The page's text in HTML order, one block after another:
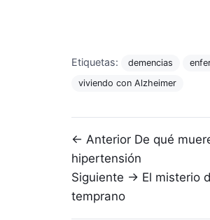
Etiquetas: demencias
viviendo con Alzheimer
Navegación de
← Anterior De qué
hipertensión
Siguiente → El misterio
temprano